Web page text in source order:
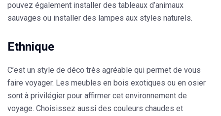
pouvez également installer des tableaux d’animaux
sauvages ou installer des lampes aux styles naturels.
Ethnique
C’est un style de déco très agréable qui permet de vous
faire voyager. Les meubles en bois exotiques ou en osier
sont à privilégier pour affirmer cet environnement de
voyage. Choisissez aussi des couleurs chaudes et